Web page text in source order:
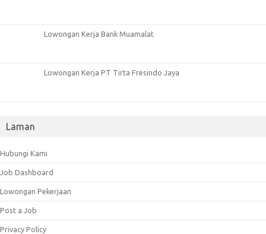
Lowongan Kerja Bank Muamalat
Lowongan Kerja PT Tirta Fresindo Jaya
Laman
Hubungi Kami
Job Dashboard
Lowongan Pekerjaan
Post a Job
Privacy Policy